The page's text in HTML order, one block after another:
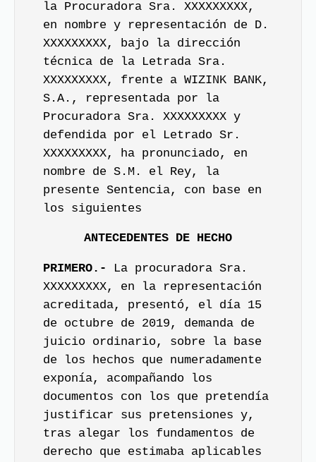
la Procuradora Sra. XXXXXXXXX,
en nombre y representación de D.
XXXXXXXXX, bajo la dirección
técnica de la Letrada Sra.
XXXXXXXXX, frente a WIZINK BANK,
S.A., representada por la
Procuradora Sra. XXXXXXXXX y
defendida por el Letrado Sr.
XXXXXXXXX, ha pronunciado, en
nombre de S.M. el Rey, la
presente Sentencia, con base en
los siguientes
ANTECEDENTES DE HECHO
PRIMERO.-
La procuradora Sra.
XXXXXXXXX, en la representación
acreditada, presentó, el día 15
de octubre de 2019, demanda de
juicio ordinario, sobre la base
de los hechos que numeradamente
exponía, acompañando los
documentos con los que pretendía
justificar sus pretensiones y,
tras alegar los fundamentos de
derecho que estimaba aplicables